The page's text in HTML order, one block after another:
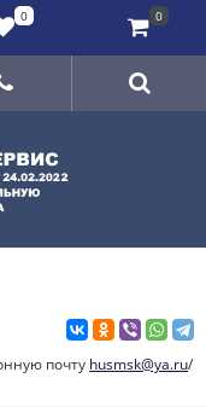
почту husmsk@ya.ru/
0 0